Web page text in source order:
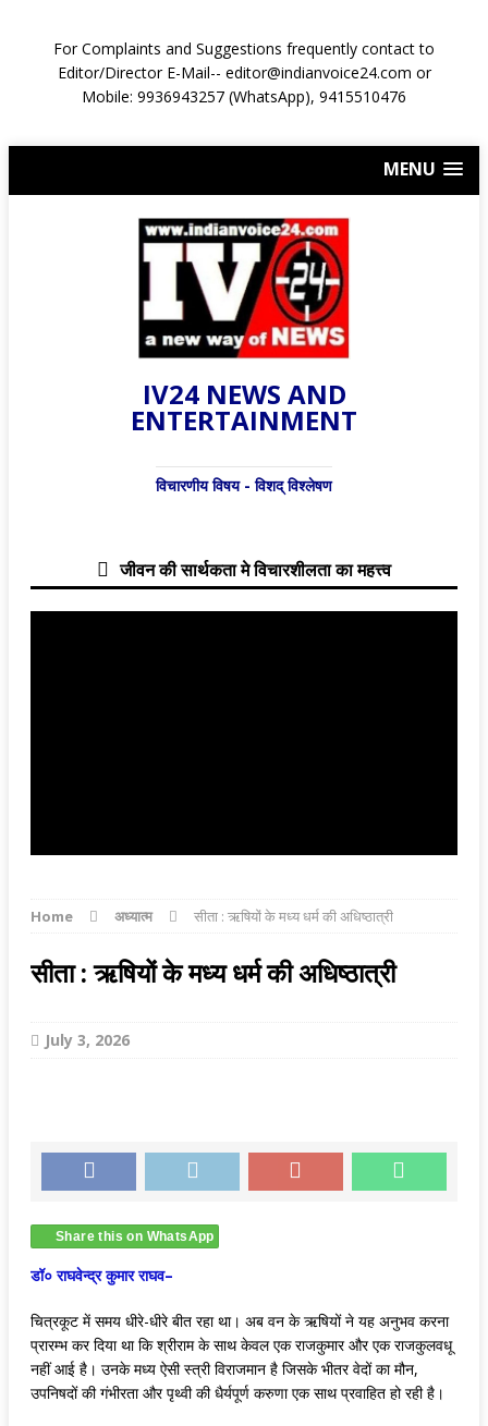
For Complaints and Suggestions frequently contact to
Editor/Director E-Mail-- editor@indianvoice24.com or
Mobile: 9936943257 (WhatsApp), 9415510476
MENU
IV24 NEWS AND
ENTERTAINMENT
विचारणीय विषय - विशद् विश्लेषण
जीवन की सार्थकता मे विचारशीलता का महत्त्व
Home अध्यात्म सीता : ऋषियों के मध्य धर्म की अधिष्ठात्री
सीता : ऋषियों के मध्य धर्म की अधिष्ठात्री
July 3, 2026
Share this on WhatsApp
डॉ० राघवेन्द्र कुमार राघव–
चित्रकूट में समय धीरे-धीरे बीत रहा था। अब वन के ऋषियों ने यह अनुभव करना
प्रारम्भ कर दिया था कि श्रीराम के साथ केवल एक राजकुमार और एक राजकुलवधू
नहीं आई है। उनके मध्य ऐसी स्त्री विराजमान है जिसके भीतर वेदों का मौन,
उपनिषदों की गंभीरता और पृथ्वी की धैर्यपूर्ण करुणा एक साथ प्रवाहित हो रही है।